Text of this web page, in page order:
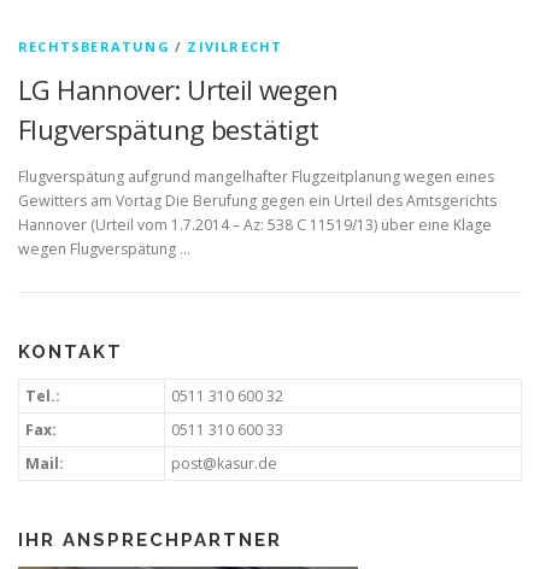
RECHTSBERATUNG / ZIVILRECHT
LG Hannover: Urteil wegen
Flugverspätung bestätigt
Flugverspätung aufgrund mangelhafter Flugzeitplanung wegen eines
Gewitters am Vortag Die Berufung gegen ein Urteil des Amtsgerichts
Hannover (Urteil vom 1.7.2014 – Az: 538 C 11519/13) über eine Klage
wegen Flugverspätung …
KONTAKT
Tel.:
0511 310 600 32
Fax:
0511 310 600 33
Mail:
post@kasur.de
IHR ANSPRECHPARTNER